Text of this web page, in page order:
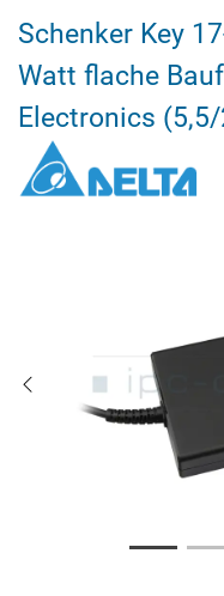
Schenker Key
Watt flache
Electronics